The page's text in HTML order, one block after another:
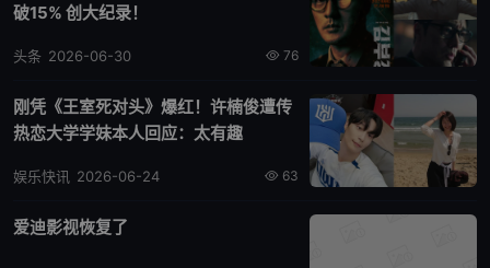
破15% 创大纪录！
76
头条 2026-06-30
刚凭《王室死对头》爆红！许楠俊遭传
热恋大学学妹本人回应：太有趣
63
娱乐快讯 2026-06-24
爱迪影视恢复了